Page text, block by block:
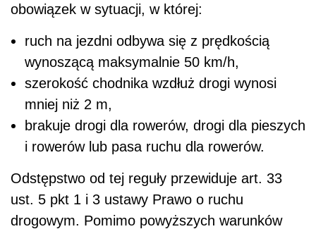
obowiązek w sytuacji, w której:
ruch na jezdni odbywa się z prędkością
wynoszącą maksymalnie 50 km/h,
szerokość chodnika wzdłuż drogi wynosi
mniej niż 2 m,
brakuje drogi dla rowerów, drogi dla pieszych
i rowerów lub pasa ruchu dla rowerów.
Odstępstwo od tej reguły przewiduje art. 33
ust. 5 pkt 1 i 3 ustawy Prawo o ruchu
drogowym. Pomimo powyższych warunków